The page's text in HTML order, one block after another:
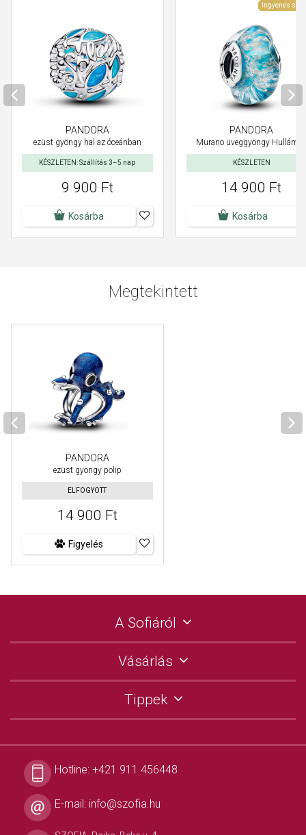
PANDORA
ezüst gyöngy hal az óceánban
KÉSZLETEN: Szállítás 3–5 nap
9 900 Ft
Kosárba
Ingyenes
PANDORA
Murano üveggyöngy
KÉSZLETEN
14 900 Ft
Kosárba
Megtekintett
PANDORA
ezüst gyöngy polip
ELFOGYOTT
14 900 Ft
Figyelés
A Sofiáról
Vásárlás
Tippek
Hotline: +421 911 456448
E-mail: info@szofia.hu